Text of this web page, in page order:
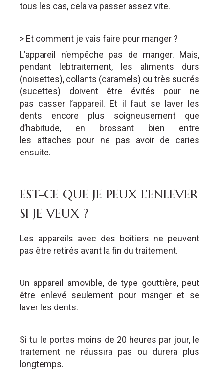
tous les cas, cela va passer assez vite.
> Et comment je vais faire pour manger ?
L’appareil n’empêche pas de manger. Mais,
pendant lebtraitement, les aliments durs
(noisettes), collants (caramels) ou très sucrés
(sucettes) doivent être évités pour ne
pas casser l’appareil. Et il faut se laver les
dents encore plus soigneusement que
d’habitude, en brossant bien entre
les attaches pour ne pas avoir de caries
ensuite.
EST-CE QUE JE PEUX L’ENLEVER
SI JE VEUX ?
Les appareils avec des boîtiers ne peuvent
pas être retirés avant la fin du traitement.
Un appareil amovible, de type gouttière, peut
être enlevé seulement pour manger et se
laver les dents.
Si tu le portes moins de 20 heures par jour, le
traitement ne réussira pas ou durera plus
longtemps.